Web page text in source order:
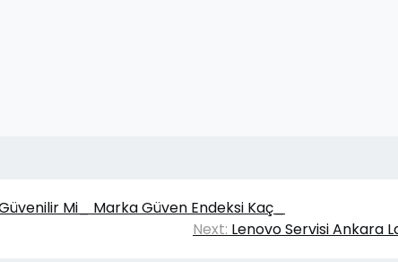
Mi_ Marka Güven Endeksi Kaç_
Next: Lenovo Servisi Ankara